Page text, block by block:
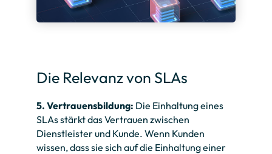
Die Relevanz von SLAs
5. Vertrauensbildung: Die Einhaltung eines
SLAs stärkt das Vertrauen zwischen
Dienstleister und Kunde. Wenn Kunden
wissen, dass sie sich auf die Einhaltung einer